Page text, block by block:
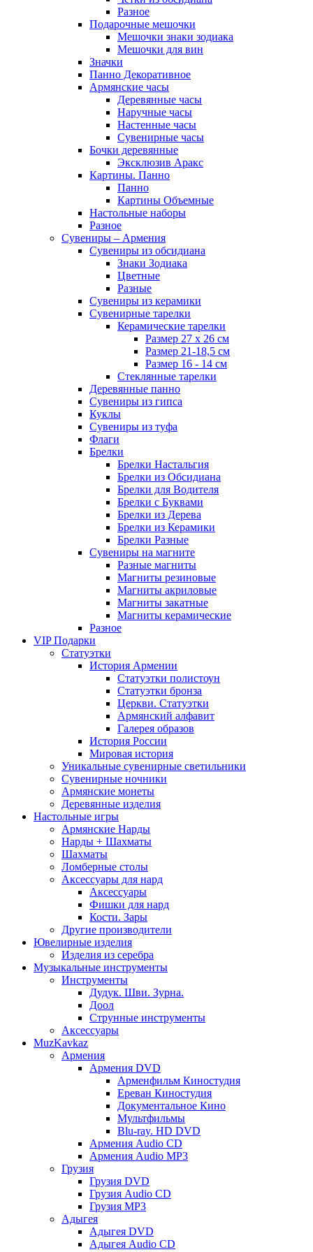
Разное
Подарочные мешочки
Мешочки знаки зодиака
Мешочки для вин
Значки
Панно Декоративное
Армянские часы
Деревянные часы
Наручные часы
Настенные часы
Сувенирные часы
Бочки деревянные
Эксклюзив Аракс
Картины. Панно
Панно
Картины Объемные
Настольные наборы
Разное
Сувениры – Армения
Сувениры из обсидиана
Знаки Зодиака
Цветные
Разные
Сувениры из керамики
Сувенирные тарелки
Керамические тарелки
Размер 27 х 26 см
Размер 21-18,5 см
Размер 16 - 14 см
Стеклянные тарелки
Деревянные панно
Сувениры из гипса
Куклы
Сувениры из туфа
Флаги
Брелки
Брелки Настальгия
Брелки из Обсидиана
Брелки для Водителя
Брелки с Буквами
Брелки из Дерева
Брелки из Керамики
Брелки Разные
Сувениры на магните
Разные магниты
Магниты резиновые
Магниты акриловые
Магниты закатные
Магниты керамические
Разное
VIP Подарки
Статуэтки
История Армении
Статуэтки полистоун
Статуэтки бронза
Церкви. Статуэтки
Армянский алфавит
Галерея образов
История России
Мировая история
Уникальные сувенирные светильники
Сувенирные ночники
Армянские монеты
Деревянные изделия
Настольные игры
Армянские Нарды
Нарды + Шахматы
Шахматы
Ломберные столы
Аксессуары для нард
Аксессуары
Фишки для нард
Кости. Зары
Другие производители
Ювелирные изделия
Изделия из серебра
Музыкальные инструменты
Инструменты
Дудук. Шви. Зурна.
Доол
Струнные инструменты
Аксессуары
MuzKavkaz
Армения
Армения DVD
Арменфильм Киностудия
Ереван Киностудия
Документальное Кино
Мультфильмы
Blu-ray. HD DVD
Армения Audio CD
Армения Audio MP3
Грузия
Грузия DVD
Грузия Audio CD
Грузия MP3
Адыгея
Адыгея DVD
Адыгея Audio CD